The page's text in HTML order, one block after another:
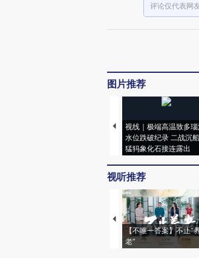
评论仅代表网
图片推荐
视线｜极端高温致多
水位跌破纪录 二战沉
猛犸象化石接连露出
视听推荐
【不唯一答案】不止“
老”